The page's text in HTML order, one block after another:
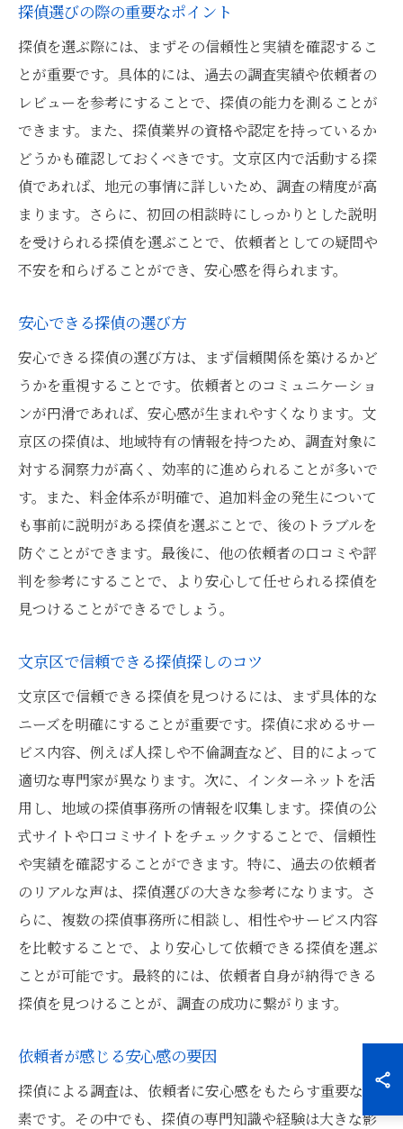
探偵選びの際の重要なポイント
探偵を選ぶ際には、まずその信頼性と実績を確認するこ
とが重要です。具体的には、過去の調査実績や依頼者の
レビューを参考にすることで、探偵の能力を測ることが
できます。また、探偵業界の資格や認定を持っているか
どうかも確認しておくべきです。文京区内で活動する探
偵であれば、地元の事情に詳しいため、調査の精度が高
まります。さらに、初回の相談時にしっかりとした説明
を受けられる探偵を選ぶことで、依頼者としての疑問や
不安を和らげることができ、安心感を得られます。
安心できる探偵の選び方
安心できる探偵の選び方は、まず信頼関係を築けるかど
うかを重視することです。依頼者とのコミュニケーショ
ンが円滑であれば、安心感が生まれやすくなります。文
京区の探偵は、地域特有の情報を持つため、調査対象に
対する洞察力が高く、効率的に進められることが多いで
す。また、料金体系が明確で、追加料金の発生について
も事前に説明がある探偵を選ぶことで、後のトラブルを
防ぐことができます。最後に、他の依頼者の口コミや評
判を参考にすることで、より安心して任せられる探偵を
見つけることができるでしょう。
文京区で信頼できる探偵探しのコツ
文京区で信頼できる探偵を見つけるには、まず具体的な
ニーズを明確にすることが重要です。探偵に求めるサー
ビス内容、例えば人探しや不倫調査など、目的によって
適切な専門家が異なります。次に、インターネットを活
用し、地域の探偵事務所の情報を収集します。探偵の公
式サイトや口コミサイトをチェックすることで、信頼性
や実績を確認することができます。特に、過去の依頼者
のリアルな声は、探偵選びの大きな参考になります。さ
らに、複数の探偵事務所に相談し、相性やサービス内容
を比較することで、より安心して依頼できる探偵を選ぶ
ことが可能です。最終的には、依頼者自身が納得できる
探偵を見つけることが、調査の成功に繋がります。
依頼者が感じる安心感の要因
探偵による調査は、依頼者に安心感をもたらす重要な要
素です。その中でも、探偵の専門知識や経験は大きな影